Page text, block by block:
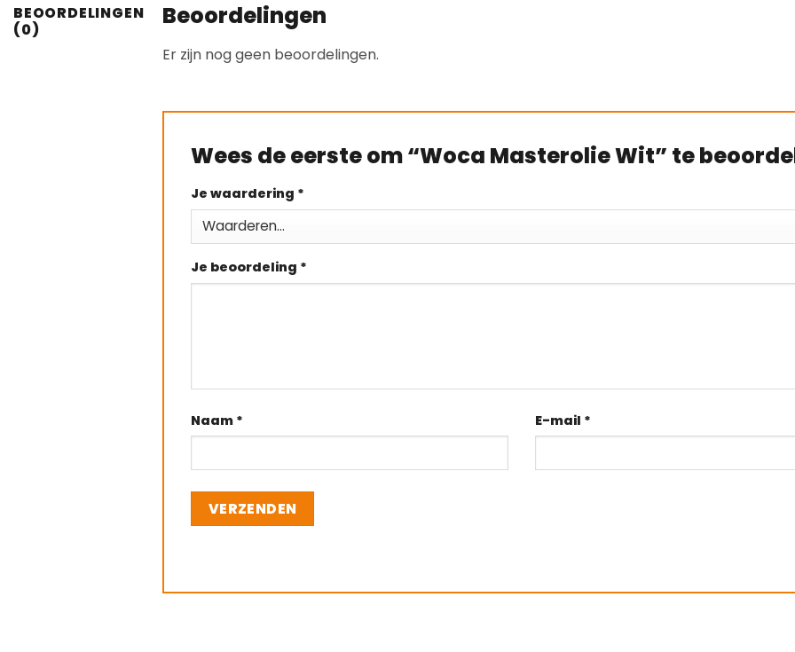
BEOORDELINGEN
(0)
Beoordelingen
Er zijn nog geen beoordelingen.
Wees de eerste om “Woca Masterolie Wit” te
Je waardering *
Je beoordeling *
Naam * E-mail *